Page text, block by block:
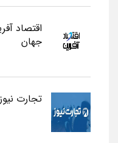
اقتصاد
جهان
تجارت نیوز